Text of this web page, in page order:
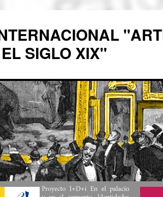
SIGLO XIX"